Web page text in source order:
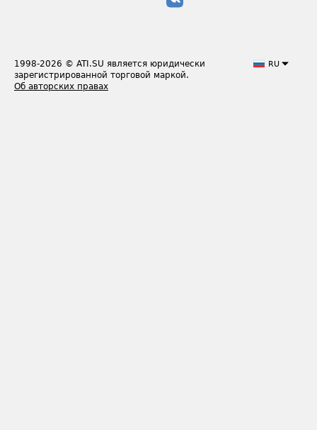
1998-2026 © ATI.SU является юридически
зарегистрированной торговой маркой.
Об авторских правах
RU